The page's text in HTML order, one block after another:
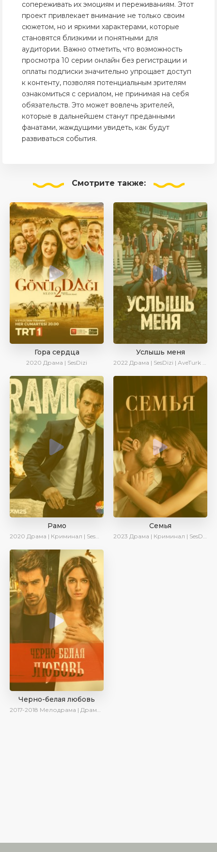
сопереживать их эмоциям и переживаниям. Этот
проект привлекает внимание не только своим
сюжетом, но и яркими характерами, которые
становятся близкими и понятными для
аудитории. Важно отметить, что возможность
просмотра 10 серии онлайн без регистрации и
оплаты подписки значительно упрощает доступ
к контенту, позволяя потенциальным зрителям
ознакомиться с сериалом, не принимая на себя
обязательств. Это может вовлечь зрителей,
которые в дальнейшем станут преданными
фанатами, жаждущими увидеть, как будут
развиваться события.
Смотрите также:
Гора сердца
2020 Драма | SesDizi
Услышь меня
2022 Драма | SesDizi | AveTurk | Turok1990
Рамо
2020 Драма | Криминал | SesDizi | Ирина Котова
Семья
2023 Драма | Криминал | SesDizi | Ирина Котова | AveTurk | Сериалы 2023
Черно-белая любовь
2017-2018 Мелодрама | Драма | Боевик | SesDizi